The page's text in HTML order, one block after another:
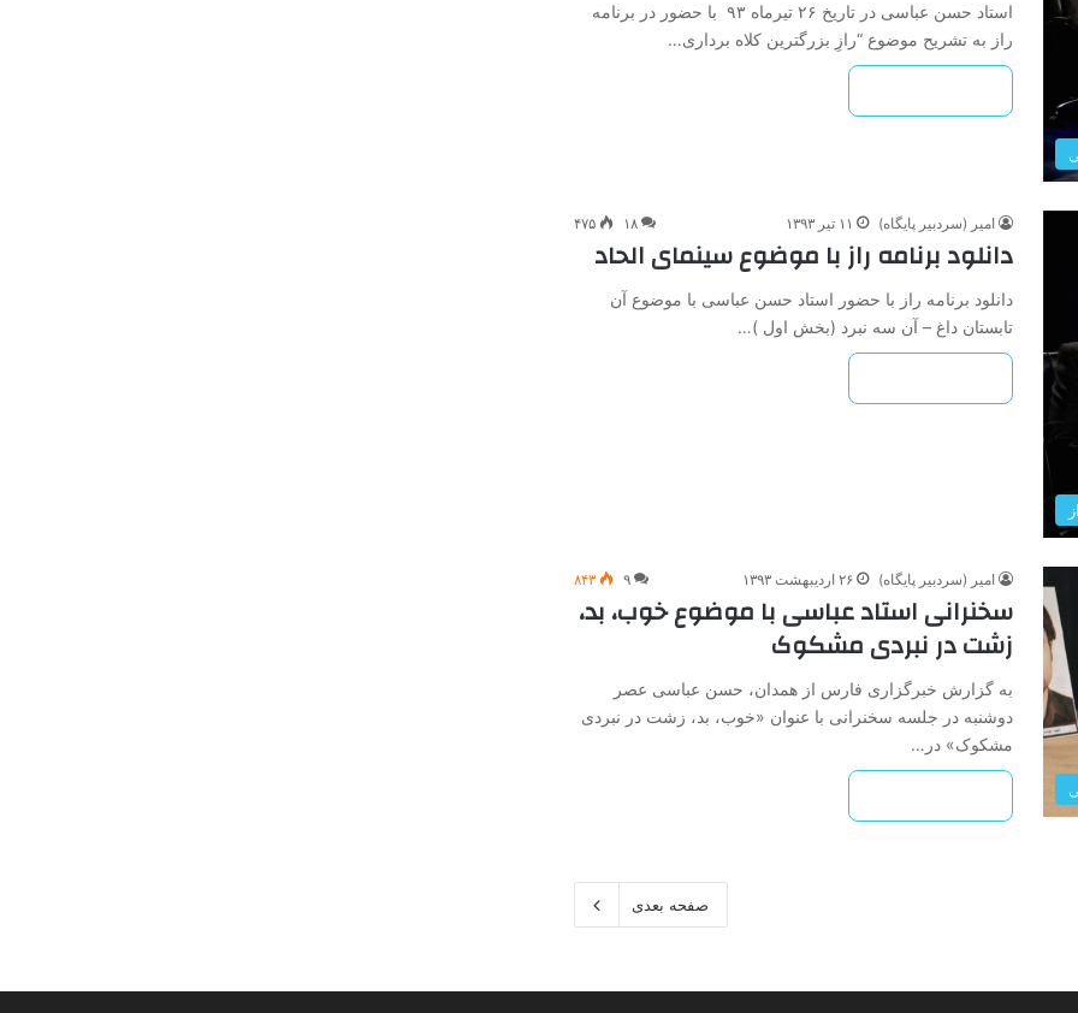
استاد حسن عباسی در تاریخ ۲۶ تیرماه ۹۳ با حضور در برنامه
راز به تشریح موضوع “رازِ بزرگترین کلاه برداری…
امیر (سردبیر پایگاه) ۱۱ تیر ۱۳۹۳ ۱۸ ۴۷۵
دانلود برنامه راز با موضوع سینمای الحاد
دانلود برنامه راز با حضور استاد حسن عباسی با موضوع آن
تابستان داغ – آن سه نبرد (بخش اول )…
امیر (سردبیر پایگاه) ۲۶ اردیبهشت ۱۳۹۳ ۹ ۸۴۳
سخنرانی استاد عباسی با موضوع خوب، بد،
زشت در نبردی مشکوک
به گزارش خبرگزاری فارس از همدان، حسن عباسی عصر
دوشنبه در جلسه سخنرانی با عنوان «خوب، بد، زشت در نبردی
مشکوک» در…
صفحه بعدی